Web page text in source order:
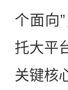
个面向
托大平
关键核